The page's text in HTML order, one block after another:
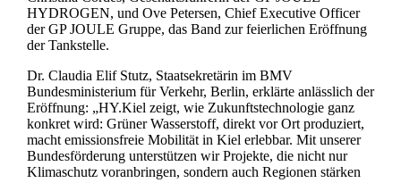
HYDROGEN, und Ove Petersen, Chief Executive Officer
der GP JOULE Gruppe, das Band zur feierlichen Eröffnung
der Tankstelle.
Dr. Claudia Elif Stutz, Staatsekretärin im BMV
Bundesministerium für Verkehr, Berlin, erklärte anlässlich der
Eröffnung: „HY.Kiel zeigt, wie Zukunftstechnologie ganz
konkret wird: Grüner Wasserstoff, direkt vor Ort produziert,
macht emissionsfreie Mobilität in Kiel erlebbar. Mit unserer
Bundesförderung unterstützen wir Projekte, die nicht nur
Klimaschutz voranbringen, sondern auch Regionen stärken